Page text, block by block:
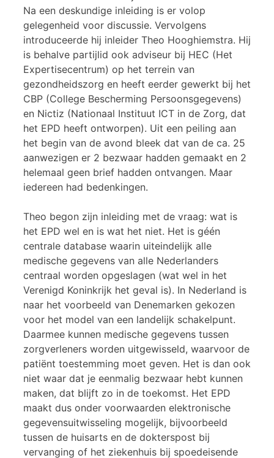
Na een deskundige inleiding is er volop
gelegenheid voor discussie. Vervolgens
introduceerde hij inleider Theo Hooghiemstra. Hij
is behalve partijlid ook adviseur bij HEC (Het
Expertisecentrum) op het terrein van
gezondheidszorg en heeft eerder gewerkt bij het
CBP (College Bescherming Persoonsgegevens)
en Nictiz (Nationaal Instituut ICT in de Zorg, dat
het EPD heeft ontworpen). Uit een peiling aan
het begin van de avond bleek dat van de ca. 25
aanwezigen er 2 bezwaar hadden gemaakt en 2
helemaal geen brief hadden ontvangen. Maar
iedereen had bedenkingen.
Theo begon zijn inleiding met de vraag: wat is
het EPD wel en is wat het niet. Het is géén
centrale database waarin uiteindelijk alle
medische gegevens van alle Nederlanders
centraal worden opgeslagen (wat wel in het
Verenigd Koninkrijk het geval is). In Nederland is
naar het voorbeeld van Denemarken gekozen
voor het model van een landelijk schakelpunt.
Daarmee kunnen medische gegevens tussen
zorgverleners worden uitgewisseld, waarvoor de
patiënt toestemming moet geven. Het is dan ook
niet waar dat je eenmalig bezwaar hebt kunnen
maken, dat blijft zo in de toekomst. Het EPD
maakt dus onder voorwaarden elektronische
gegevensuitwisseling mogelijk, bijvoorbeeld
tussen de huisarts en de dokterspost bij
vervanging of het ziekenhuis bij spoedeisende